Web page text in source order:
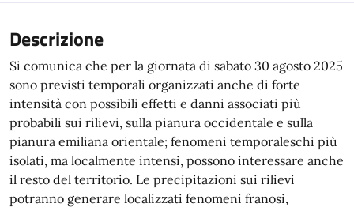
Descrizione
Si comunica che per la giornata di sabato 30 agosto 2025
sono previsti temporali organizzati anche di forte
intensità con possibili effetti e danni associati più
probabili sui rilievi, sulla pianura occidentale e sulla
pianura emiliana orientale; fenomeni temporaleschi più
isolati, ma localmente intensi, possono interessare anche
il resto del territorio. Le precipitazioni sui rilievi
potranno generare localizzati fenomeni franosi,